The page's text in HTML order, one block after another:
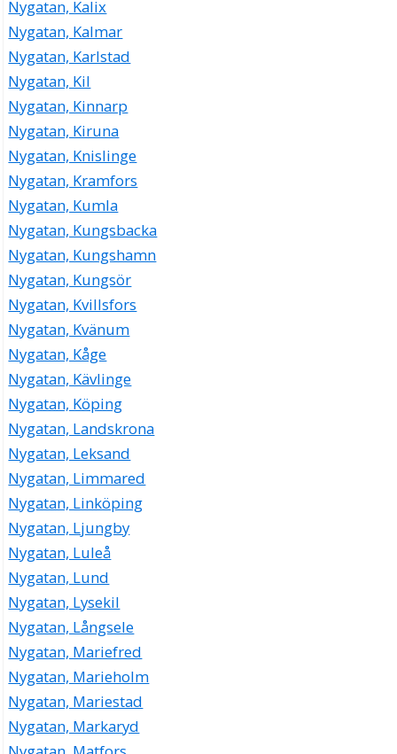
Nygatan, Kalix
Nygatan, Kalmar
Nygatan, Karlstad
Nygatan, Kil
Nygatan, Kinnarp
Nygatan, Kiruna
Nygatan, Knislinge
Nygatan, Kramfors
Nygatan, Kumla
Nygatan, Kungsbacka
Nygatan, Kungshamn
Nygatan, Kungsör
Nygatan, Kvillsfors
Nygatan, Kvänum
Nygatan, Kåge
Nygatan, Kävlinge
Nygatan, Köping
Nygatan, Landskrona
Nygatan, Leksand
Nygatan, Limmared
Nygatan, Linköping
Nygatan, Ljungby
Nygatan, Luleå
Nygatan, Lund
Nygatan, Lysekil
Nygatan, Långsele
Nygatan, Mariefred
Nygatan, Marieholm
Nygatan, Mariestad
Nygatan, Markaryd